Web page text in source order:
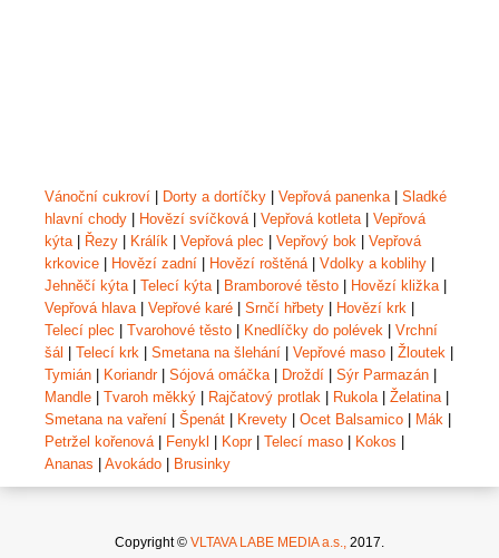
Vánoční cukroví Dorty a dortíčky Vepřová panenka| Sladké
hlavní chody
Hovězí svíčková| Vepřová kotleta| Vepřová
kýta| Řezy Králík Vepřová plec Vepřový bok
Vepřová
krkovice
Hovězí zadní Hovězí roštěná| Vdolky a koblihy
Jehněčí kýta| Telecí kýta| Bramborové těsto Hovězí kližka|
Vepřová hlava| Vepřové karé Srnčí hřbety Hovězí krk
Telecí plec
Tvarohové těsto Knedlíčky do polévek
Vrchní
šál
Telecí krk Smetana na šlehání Vepřové maso Žloutek
Tymián
Koriandr| Sójová omáčka| Droždí Sýr Parmazán
Mandle
Tvaroh měkký Rajčatový protlak Rukola| Želatina|
Smetana na vaření
Špenát Krevety Ocet Balsamico Mák
Petržel kořenová| Fenykl Kopr| Telecí maso Kokos
Ananas
Avokádo Brusinky
Copyright © VLTAVA LABE MEDIA a.s., 2017.